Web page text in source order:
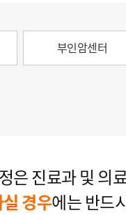
부인암센터
은 진료과 및 의
경우에는 반드